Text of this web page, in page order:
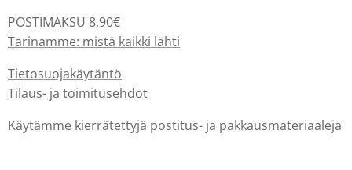
POSTIMAKSU 8,90€
Tarinamme: mistä kaikki lähti
Tietosuojakäytäntö
Tilaus- ja toimitusehdot
Käytämme kierrätettyjä postitus- ja pakkausmateriaaleja